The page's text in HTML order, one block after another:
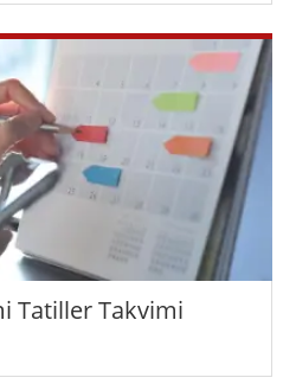
Tatiller Takvimi